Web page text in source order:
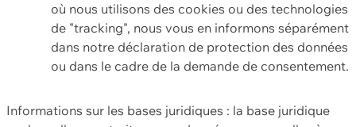
où nous utilisons des cookies ou des technologies
de "tracking", nous vous en informons séparément
dans notre déclaration de protection des données
ou dans le cadre de la demande de consentement.
Informations sur les bases juridiques : la base juridique